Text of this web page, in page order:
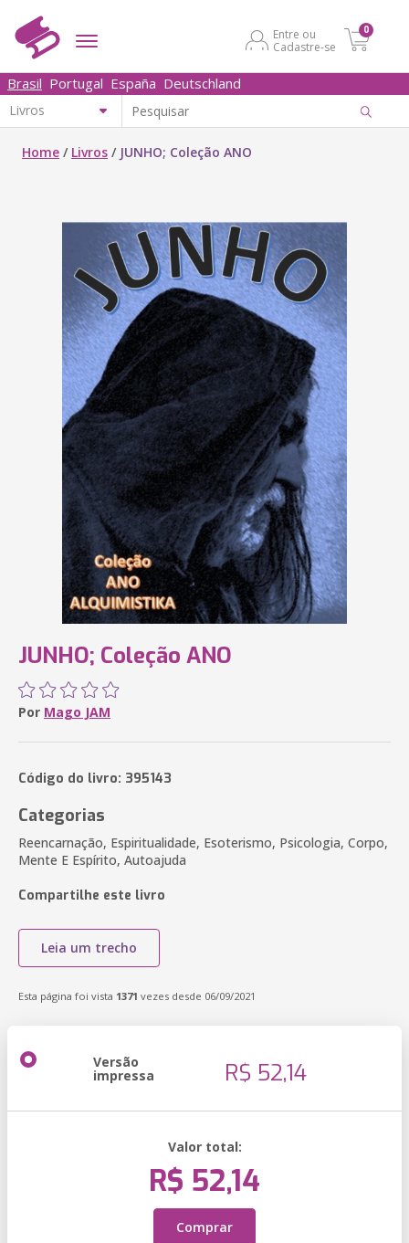
Entre ou
Cadastre-se
0
Brasil Portugal España Deutschland
Home / Livros / JUNHO; Coleção ANO
JUNHO; Coleção ANO
Por Mago JAM
Código do livro: 395143
Categorias
Reencarnação, Espiritualidade, Esoterismo, Psicologia, Corpo,
Mente E Espírito, Autoajuda
Compartilhe este livro
Leia um trecho
Esta página foi vista 1371 vezes desde 06/09/2021
Versão
impressa R$ 52,14
Valor total:
R$ 52,14
Comprar